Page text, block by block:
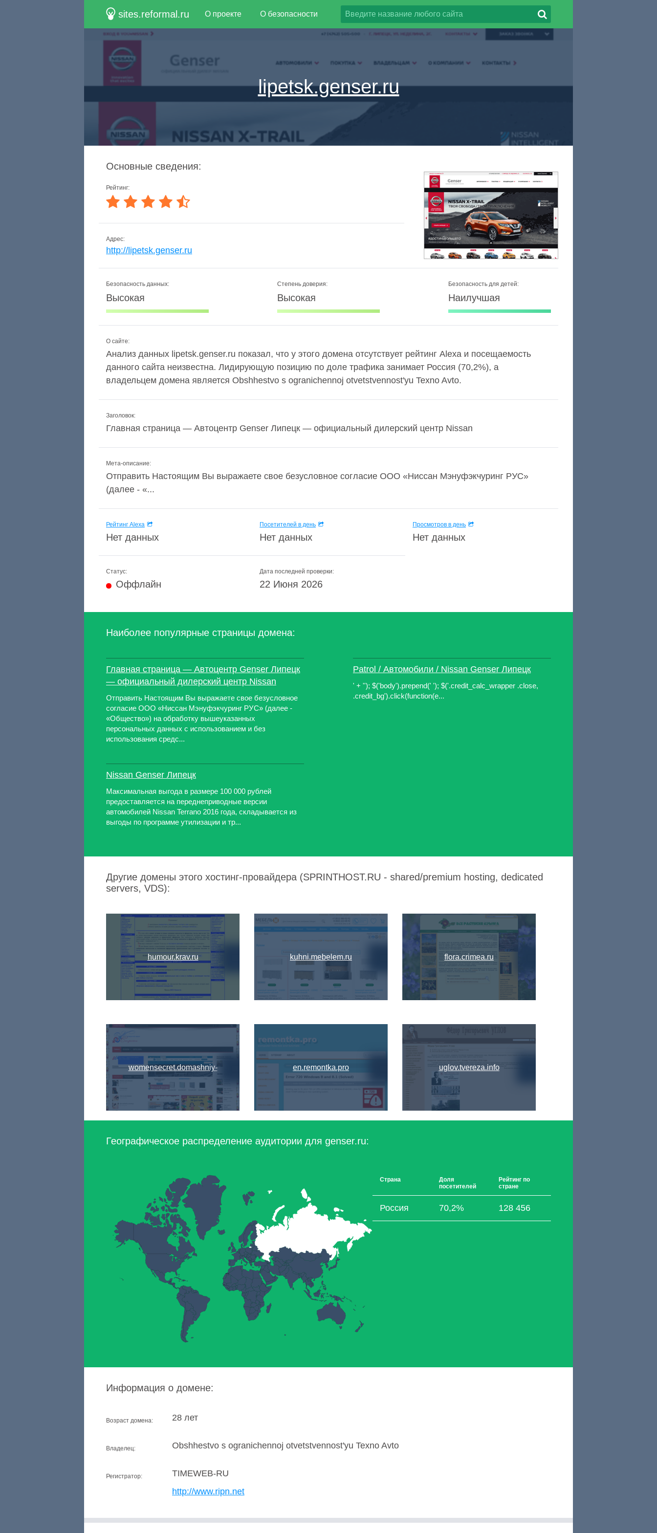
sites.reformal.ru О проекте О безопасности
lipetsk.genser.ru
Основные сведения:
Рейтинг:
Адрес:
http://lipetsk.genser.ru
Безопасность данных:
Высокая
Степень доверия:
Высокая
Безопасность для детей:
Наилучшая
О сайте:
Анализ данных lipetsk.genser.ru показал, что у этого домена отсутствует рейтинг Alexa и посещаемость
данного сайта неизвестна. Лидирующую позицию по доле трафика занимает Россия (70,2%), а
владельцем домена является Obshhestvo s ogranichennoj otvetstvennost'yu Texno Avto.
Заголовок:
Главная страница — Автоцентр Genser Липецк — официальный дилерский центр Nissan
Мета-описание:
Отправить Настоящим Вы выражаете свое безусловное согласие ООО «Ниссан Мэнуфэкчуринг РУС»
(далее - «...
Рейтинг Alexa
Нет данных
Посетителей в день
Нет данных
Просмотров в день
Нет данных
Статус:
Оффлайн
Дата последней проверки:
22 Июня 2026
Наиболее популярные страницы домена:
Главная страница — Автоцентр Genser Липецк
— официальный дилерский центр Nissan
Отправить Настоящим Вы выражаете свое безусловное
согласие ООО «Ниссан Мэнуфэкчуринг РУС» (далее -
«Общество») на обработку вышеуказанных
персональных данных с использованием и без
использования средс...
Nissan Genser Липецк
Максимальная выгода в размере 100 000 рублей
предоставляется на переднеприводные версии
автомобилей Nissan Terrano 2016 года, складывается из
выгоды по программе утилизации и тр...
Patrol / Автомобили / Nissan Genser Липецк
' + ''); $('body').prepend(' '); $('.credit_calc_wrapper .close,
.credit_bg').click(function(e...
Другие домены этого хостинг-провайдера (SPRINTHOST.RU - shared/premium hosting, dedicated
servers, VDS):
humour.krav.ru
womensecret.domashniy-
kuhni.mebelem.ru
en.remontka.pro
flora.crimea.ru
uglov.tvereza.info
Географическое распределение аудитории для genser.ru:
Страна
Доля
посетителей
Рейтинг по
стране
Россия 70,2% 128 456
Информация о домене:
Возраст домена: 28 лет
Владелец: Obshhestvo s ogranichennoj otvetstvennost'yu Texno Avto
Регистратор:
TIMEWEB-RU
http://www.ripn.net